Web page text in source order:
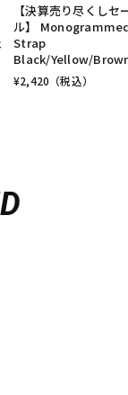
【決算売り尽くしセ
ル】
Strap
Black/Yellow/
¥2,420 （税込）